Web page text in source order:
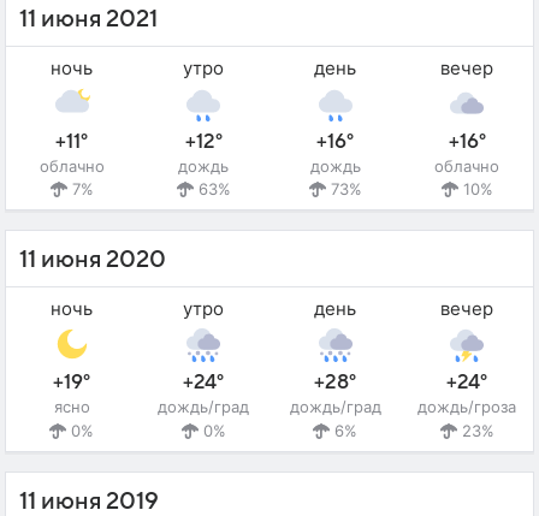
11 июня 2021
ночь
+11°
облачно
7%
утро
+12°
дождь
63%
день
+16°
дождь
73%
вечер
+16°
облачно
10%
11 июня 2020
ночь
+19°
ясно
0%
утро
+24°
дождь/град
0%
день
+28°
дождь/град
6%
вечер
+24°
дождь/гроза
23%
11 июня 2019